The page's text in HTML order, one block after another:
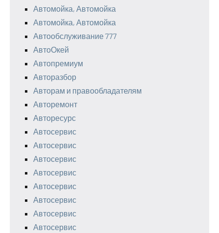
Автомойка, Автомойка
Автомойка, Автомойка
Автообслуживание 777
АвтоОкей
Автопремиум
Авторазбор
Авторам и правообладателям
Авторемонт
Авторесурс
Автосервис
Автосервис
Автосервис
Автосервис
Автосервис
Автосервис
Автосервис
Автосервис